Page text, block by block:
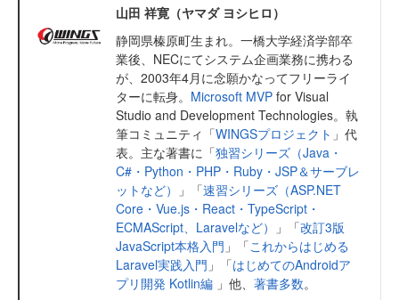
山田 祥寛（ヤマダ ヨシヒロ）
静岡県榛原町生まれ。一橋大学経済学部卒
業後、NECにてシステム企画業務に携わる
が、2003年4月に念願かなってフリーライ
ターに転身。 Microsoft MVP for Visual
Studio and Development Technologies。執
筆コミュニティ「WINGSプロジェクト 」代
表。主な著書に「独習シリーズ（Java・
C#・Python・PHP・Ruby・JSP＆サーブレ
ットなど）
」「速習シリーズ（ASP.NET
Core・Vue.js・React・TypeScript・
ECMAScript、Laravelなど）
」「改訂3版
JavaScript本格入門 」「これからはじめる
Laravel実践入門 」「はじめてのAndroidア
プリ開発 Kotlin編 」他、 著書多数。